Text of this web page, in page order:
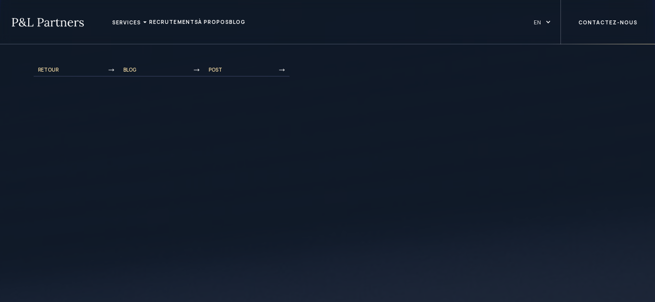
SERVICES RECRUTEMENTSÀ PROPOSBLOG EN CONTACTEZ-NOUS
RETOUR BLOG POST